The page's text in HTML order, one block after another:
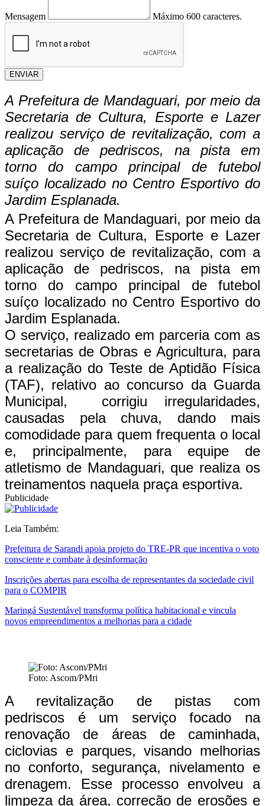
Mensagem Máximo 600 caracteres.
ENVIAR
A Prefeitura de Mandaguari, por meio da
Secretaria de Cultura, Esporte e Lazer
realizou serviço de revitalização, com a
aplicação de pedriscos, na pista em
torno do campo principal de futebol
suíço localizado no Centro Esportivo do
Jardim Esplanada.
A Prefeitura de Mandaguari, por meio da
Secretaria de Cultura, Esporte e Lazer
realizou serviço de revitalização, com a
aplicação de pedriscos, na pista em
torno do campo principal de futebol
suíço localizado no Centro Esportivo do
Jardim Esplanada.
O serviço, realizado em parceria com as
secretarias de Obras e Agricultura, para
a realização do Teste de Aptidão Física
(TAF), relativo ao concurso da Guarda
Municipal, corrigiu irregularidades,
causadas pela chuva, dando mais
comodidade para quem frequenta o local
e, principalmente, para equipe de
atletismo de Mandaguari, que realiza os
treinamentos naquela praça esportiva.
Publicidade
Leia Também:
Prefeitura de Sarandi apoia projeto do TRE-PR que incentiva o voto
consciente e combate à desinformação
Inscrições abertas para escolha de representantes da sociedade civil
para o COMPIR
Maringá Sustentável transforma política habitacional e vincula
novos empreendimentos a melhorias para a cidade
Foto: Ascom/PMri
A revitalização de pistas com
pedriscos é um serviço focado na
renovação de áreas de caminhada,
ciclovias e parques, visando melhorias
no conforto, segurança, nivelamento e
drenagem. Esse processo envolveu a
limpeza da área, correção de erosões e